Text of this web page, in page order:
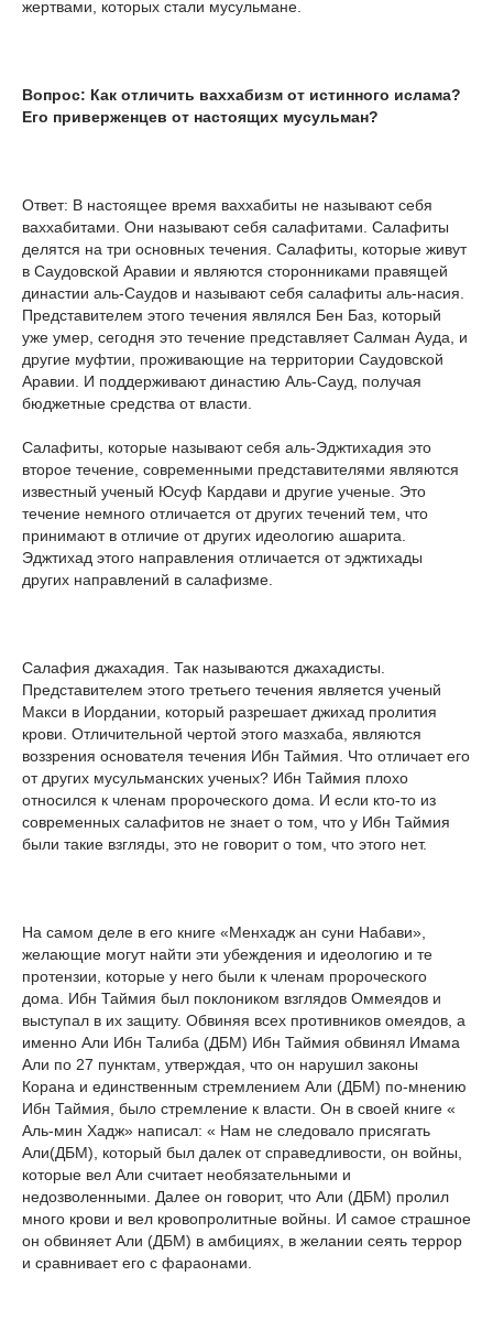
жертвами, которых стали мусульмане.
Вопрос: Как отличить ваххабизм от истинного ислама?
Его приверженцев от настоящих мусульман?
Ответ: В настоящее время ваххабиты не называют себя
ваххабитами. Они называют себя салафитами. Салафиты
делятся на три основных течения. Салафиты, которые живут
в Саудовской Аравии и являются сторонниками правящей
династии аль-Саудов и называют себя салафиты аль-насия.
Представителем этого течения являлся Бен Баз, который
уже умер, сегодня это течение представляет Салман Ауда, и
другие муфтии, проживающие на территории Саудовской
Аравии. И поддерживают династию Аль-Сауд, получая
бюджетные средства от власти.
Салафиты, которые называют себя аль-Эджтихадия это
второе течение, современными представителями являются
известный ученый Юсуф Кардави и другие ученые. Это
течение немного отличается от других течений тем, что
принимают в отличие от других идеологию ашарита.
Эджтихад этого направления отличается от эджтихады
других направлений в салафизме.
Салафия джахадия. Так называются джахадисты.
Представителем этого третьего течения является ученый
Макси в Иордании, который разрешает джихад пролития
крови. Отличительной чертой этого мазхаба, являются
воззрения основателя течения Ибн Таймия. Что отличает его
от других мусульманских ученых? Ибн Таймия плохо
относился к членам пророческого дома. И если кто-то из
современных салафитов не знает о том, что у Ибн Таймия
были такие взгляды, это не говорит о том, что этого нет.
На самом деле в его книге «Менхадж ан суни Набави»,
желающие могут найти эти убеждения и идеологию и те
протензии, которые у него были к членам пророческого
дома. Ибн Таймия был поклоником взглядов Оммеядов и
выступал в их защиту. Обвиняя всех противников омеядов, а
именно Али Ибн Талиба (ДБМ) Ибн Таймия обвинял Имама
Али по 27 пунктам, утверждая, что он нарушил законы
Корана и единственным стремлением Али (ДБМ) по-мнению
Ибн Таймия, было стремление к власти. Он в своей книге «
Аль-мин Хадж» написал: « Нам не следовало присягать
Али(ДБМ), который был далек от справедливости, он войны,
которые вел Али считает необязательными и
недозволенными. Далее он говорит, что Али (ДБМ) пролил
много крови и вел кровопролитные войны. И самое страшное
он обвиняет Али (ДБМ) в амбициях, в желании сеять террор
и сравнивает его с фараонами.